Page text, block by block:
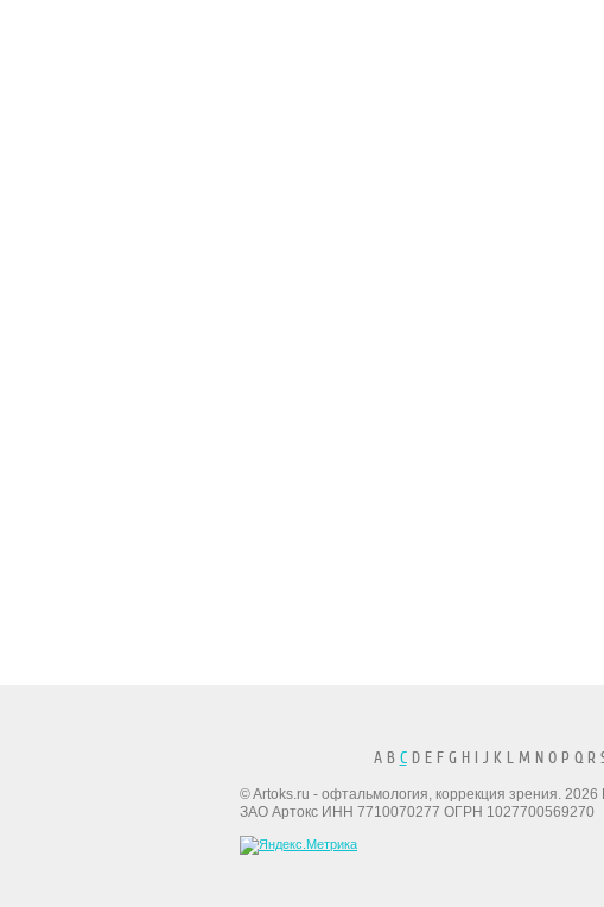
A B CD E F G H I J K L M N O P Q R
© Artoks.ru - офтальмология, коррекция зрения.
ЗАО Артокс ИНН 7710070277 ОГРН 1027700569270